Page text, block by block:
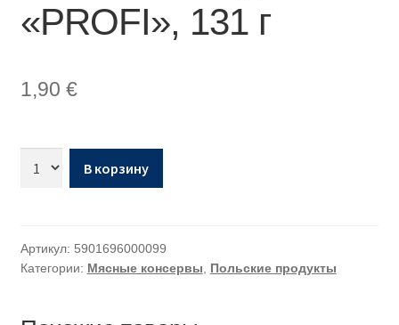
«PROFI», 131 г
1,90 €
В корзину
Артикул: 5901696000099
Категории: Мясные консервы Польские продукты